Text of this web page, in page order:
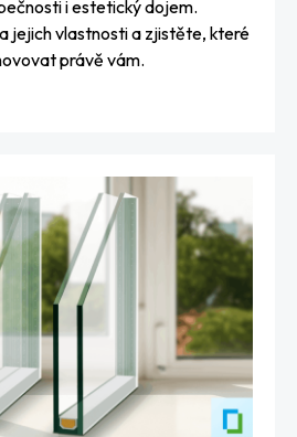
i estetický dojem.
jejich vlastnosti a zjistěte, které
právě vám.